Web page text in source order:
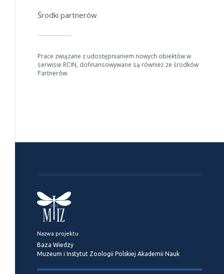
Środki partnerów
Prace związane z udostępnianiem nowych obiektów w
serwisie RCIN, dofinansowywane są również ze środków
Partnerów.
Nazwa projektu
Baza Wiedzy
Muzeum i Instytut Zoologii Polskiej Akademii Nauk